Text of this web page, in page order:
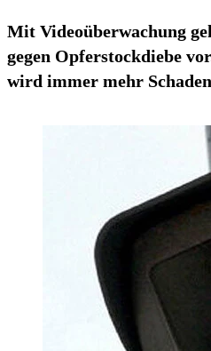
Mit Videoüberwachung
gegen Opferstockdiebe
wird immer mehr